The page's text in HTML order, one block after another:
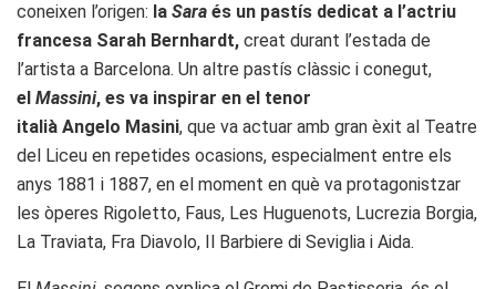
coneixen l’origen: la Sara és un pastís dedicat a l’actriu
francesa Sarah Bernhardt, creat durant l’estada de
l’artista a Barcelona. Un altre pastís clàssic i conegut,
el Massini, es va inspirar en el tenor
italià Angelo Masini, que va actuar amb gran èxit al Teatre
del Liceu en repetides ocasions, especialment entre els
anys 1881 i 1887, en el moment en què va protagonistzar
les òperes Rigoletto, Faus, Les Huguenots, Lucrezia Borgia,
La Traviata, Fra Diavolo, Il Barbiere di Seviglia i Aida.